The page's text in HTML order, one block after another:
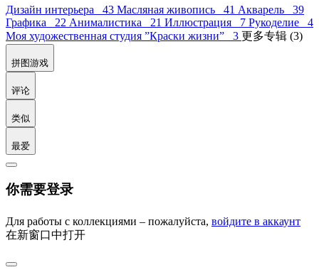
Дизайн интерьера 43 Масляная живопись 41 Акварель 39
Графика 22 Анималистика 21 Иллюстрация 7 Рукоделие 4
Моя художественная студия ”Краски жизни” 3 更多专辑 (3)
拼图游戏
评论
类似
最爱
你需要登录
Для работы с коллекциями – пожалуйста, войдите в аккаунт
在新窗口中打开